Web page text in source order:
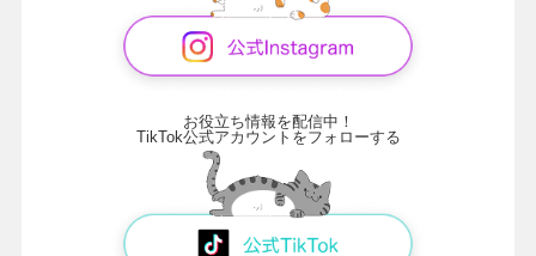
お役立ち情報を配信中！
TikTok公式アカウントをフォローする